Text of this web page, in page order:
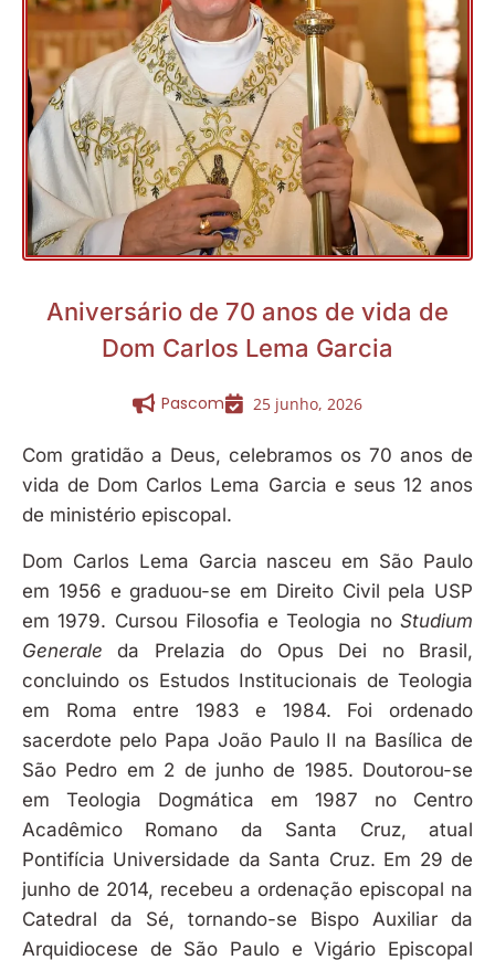
Aniversário de 70 anos de vida de
Dom Carlos Lema Garcia
Pascom 25 junho, 2026
Com gratidão a Deus, celebramos os 70 anos de
vida de Dom Carlos Lema Garcia e seus 12 anos
de ministério episcopal.
Dom Carlos Lema Garcia nasceu em São Paulo
em 1956 e graduou-se em Direito Civil pela USP
em 1979. Cursou Filosofia e Teologia no Studium
Generale da Prelazia do Opus Dei no Brasil,
concluindo os Estudos Institucionais de Teologia
em Roma entre 1983 e 1984. Foi ordenado
sacerdote pelo Papa João Paulo II na Basílica de
São Pedro em 2 de junho de 1985. Doutorou-se
em Teologia Dogmática em 1987 no Centro
Acadêmico Romano da Santa Cruz, atual
Pontifícia Universidade da Santa Cruz. Em 29 de
junho de 2014, recebeu a ordenação episcopal na
Catedral da Sé, tornando-se Bispo Auxiliar da
Arquidiocese de São Paulo e Vigário Episcopal